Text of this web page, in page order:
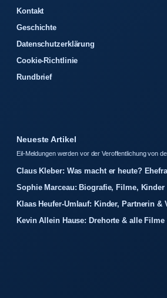
Kontakt
Geschichte
Datenschutzerklärung
Cookie-Richtlinie
Rundbrief
Neueste Artikel
Eil-Meldungen werden vor der Veroffentlichung von
Claus Kleber: Was macht er heute?
Sophie Marceau: Biografie, Filme,
Klaas Heufer-Umlauf: Kinder, Partnerin &
Kevin Allein Hause: Drehorte & alle Filme